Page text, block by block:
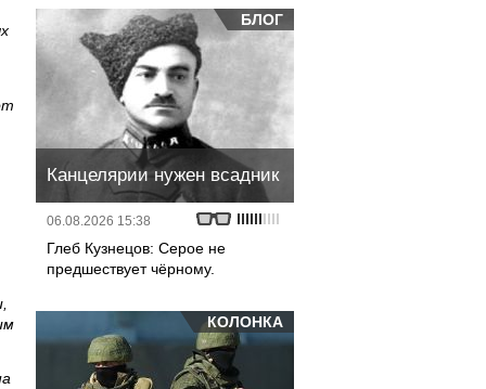
БЛОГ
Канцелярии нужен всадник
06.08.2026 15:38
Глеб Кузнецов: Серое не
предшествует чёрному.
КОЛОНКА